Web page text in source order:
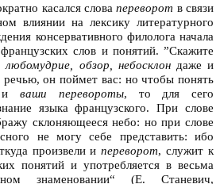
касался словапереворот в связи
влиянии на лексику литературного
консервативного филолога начала
слов и понятий. ”Скажите
любомудрие, обзор, небосклондаже и
речью, он поймет вас: но чтобы понять
ваши перевороты, то для сего
языка французского. При слове
склоняющееся небо: но при слове
не могу себе представить: ибо
произвели ипереворот, служит к
понятий и употребляется в весьма
знаменовании“ (Е. Станевич,